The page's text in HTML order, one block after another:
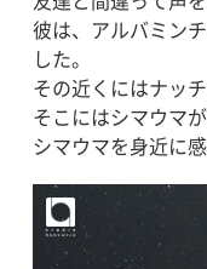
彼は、アルバミン
した。
その近くにはナッ
そこにはシマウマ
シマウマを身近に